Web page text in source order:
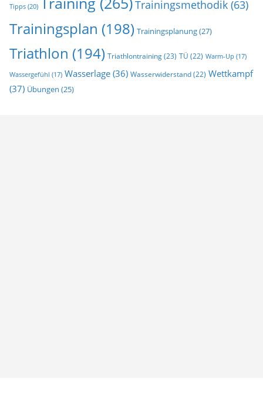
Tipps (20) Trainingsmethodik (63)
Trainingsplan (198) Trainingsplanung(27)
Triathlon (194) Triathlontraining(23) TÜ (22) Warm-Up (17)
Wassergefühl (17) Wasserlage (36) Wasserwiderstand(22) Wettkampf
(37) Übungen (25)